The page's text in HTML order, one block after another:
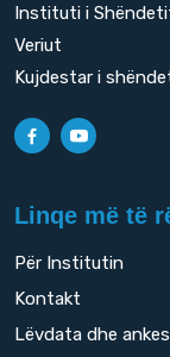
Instituti i
Veriut
Kujdestar i
Linqe më të
Për Institutin
Kontakt
Lëvdata dhe